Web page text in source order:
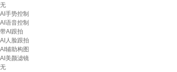
无
AI手势控制
AI语音控制
带AI跟拍
AI人脸跟拍
AI辅助构图
AI美颜滤镜
无